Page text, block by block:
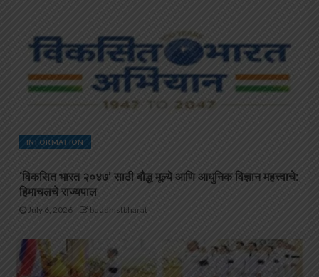
INFORMATION
‘विकसित भारत २०४७’ साठी बौद्ध मूल्ये आणि आधुनिक विज्ञान महत्त्वाचे:
हिमाचलचे राज्यपाल
July 6, 2026 buddhistbharat